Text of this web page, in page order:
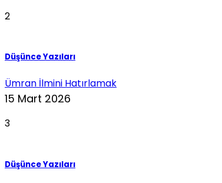
2
Düşünce Yazıları
Ümran İlmini Hatırlamak
15 Mart 2026
3
Düşünce Yazıları